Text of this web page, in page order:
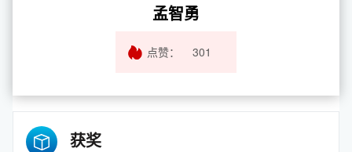
孟智勇
点赞： 301
获奖